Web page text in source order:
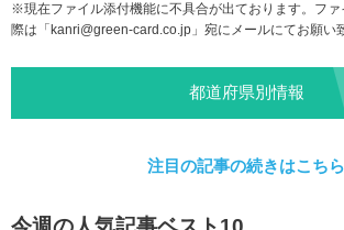
※現在ファイル添付機能に不具合が出ております。ファ
際は「 kanri@green-card.co.jp 」宛にメールにてお願い
都道府県別情報
注目の記事の続きはこちら